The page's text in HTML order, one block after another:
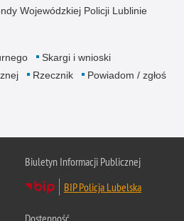
Wojewódzkiej Policji Lublinie
Skargi i wnioski
Rzecznik
Powiadom / zgłoś
Biuletyn Informacji Publicznej
BIP Policja Lubelska